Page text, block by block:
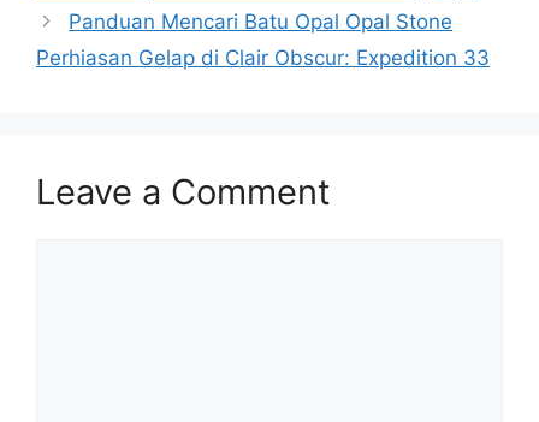
Panduan Mencari Batu Opal Opal Stone
Perhiasan Gelap di Clair Obscur: Expedition 33
Leave a Comment